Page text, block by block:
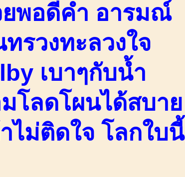
ยพอดีคำ อารมณ์
รวงทะลวงใจ
เบาๆกับน้ำ
โลดโผนได้สบาย
ม่ติดใจ โลกใบนี้